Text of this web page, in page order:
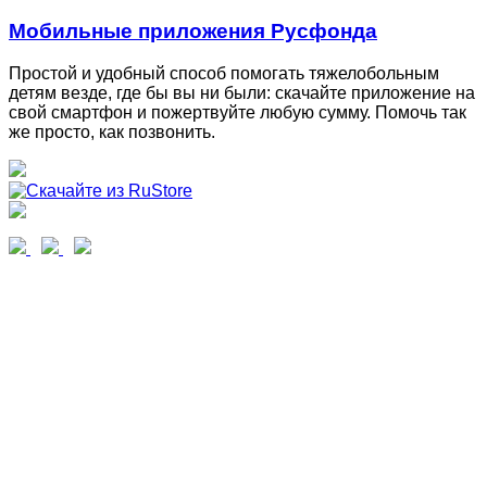
Мобильные приложения Русфонда
Простой и удобный способ помогать тяжелобольным
детям везде, где бы вы ни были: скачайте приложение на
свой смартфон и пожертвуйте любую сумму. Помочь так
же просто, как позвонить.